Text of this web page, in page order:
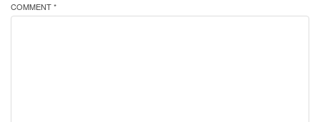
COMMENT *